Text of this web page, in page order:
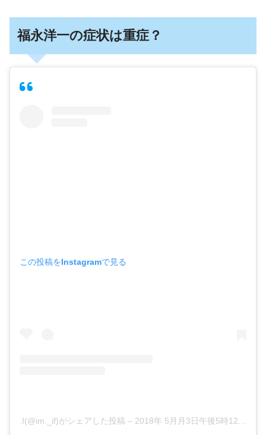
福永洋一の症状は重症？
この投稿をInstagramで見る
.I(@im._if)がシェアした投稿 – 2018年 5月月3日午後5時12分PDT